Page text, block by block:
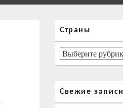
основной
боковой
панели
Страны
Страны
Свежие записи